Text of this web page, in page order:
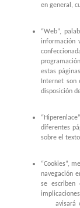
en general,
“Web”,
información
estas
Internet son
disposición
diferentes
sobre el
“Cookies”,
navegación
se escriben
avisará